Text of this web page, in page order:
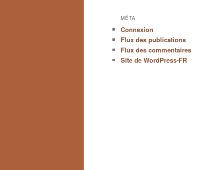
MÉTA
Connexion
Flux des publications
Flux des commentaires
Site de WordPress-FR